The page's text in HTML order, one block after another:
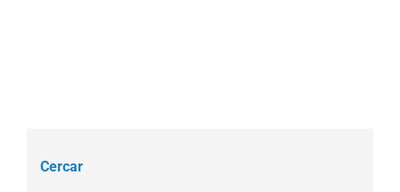
Cercar